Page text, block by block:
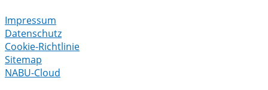
Impressum
Datenschutz
Cookie-Richtlinie
Sitemap
NABU-Cloud